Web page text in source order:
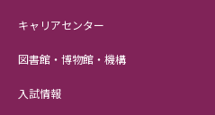
キャリアセンター
図書館・博物館・機構
入試情報